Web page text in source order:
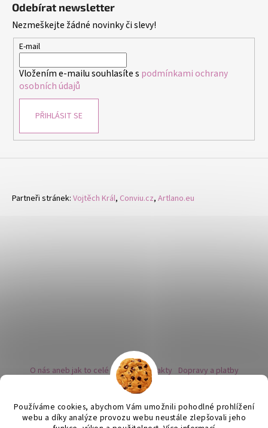
Používáme cookies, abychom Vám umožnili pohodlné prohlížení
webu a díky analýze provozu webu neustále zlepšovali jeho
Odebírat newsletter
Nezmeškejte žádné novinky či slevy!
E-mail
Vložením e-mailu souhlasíte s podmínkami ochrany
osobních údajů
PŘIHLÁSIT SE
Partneři stránek: Vojtěch Král, Conviu.cz, Artlano.eu
O nás aneb jak to celé začalo Kontakty Dopravy a platby
Kovy a puncovní značky Naše nabídka náušnic
Instagram - sledujte nás
Obchodní podmínky Ochrana osobních údajů
Zpětný odběr vysloužilých bateriích